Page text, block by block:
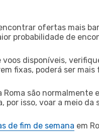
ofertas mais
probabilidade de
disponíveis,
fixas, poderá ser
Roma são
isso, voar a meio da
de fim de semana em